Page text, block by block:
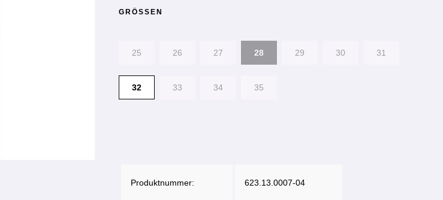
GRÖSSEN
25 26 27 28 29 30 31
32 33 34 35
Produktnummer: 623.13.0007-04